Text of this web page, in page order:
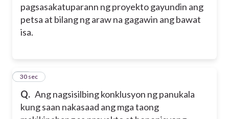
pagsasakatuparann ng proyekto gayundin ang
petsa at bilang ng araw na gagawin ang bawat
isa.
Q. Ang nagsisilbing konklusyon ng panukala
kung saan nakasaad ang mga taong
40
30 sec